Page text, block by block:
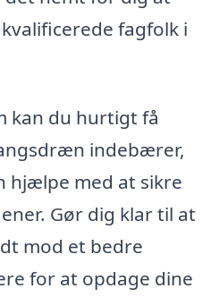
fagfolk i
kan du hurtigt få
indebærer,
hjælpe med at sikre
Gør dig klar til at
mod et bedre
for at opdage dine